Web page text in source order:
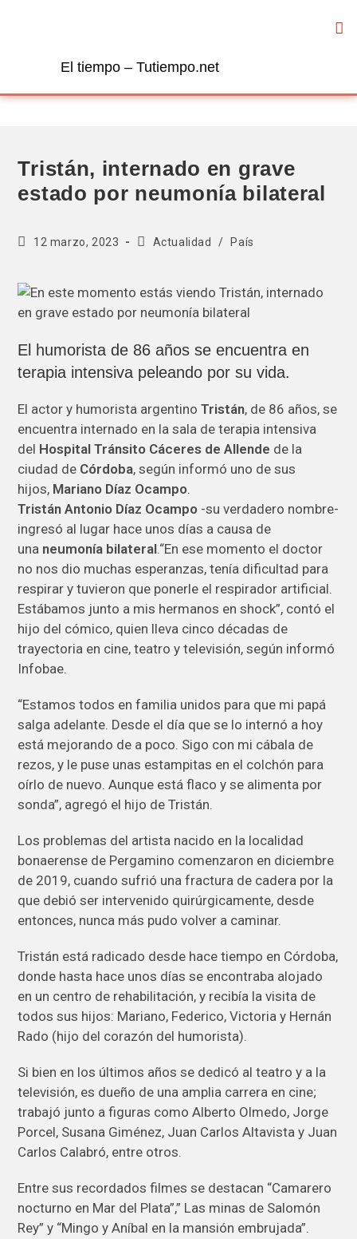
El tiempo – Tutiempo.net
Tristán, internado en grave
estado por neumonía bilateral
12 marzo, 2023 Actualidad / País
El humorista de 86 años se encuentra en
terapia intensiva peleando por su vida.
El actor y humorista argentinoTristán, de 86 años, se
encuentra internado en la sala de terapia intensiva
del Hospital Tránsito Cáceres de Allende de la
ciudad de Córdoba, según informó uno de sus
hijos, Mariano Díaz Ocampo.
Tristán Antonio Díaz Ocampo -su verdadero nombre-
ingresó al lugar hace unos días a causa de
una neumonía bilateral.“En ese momento el doctor
no nos dio muchas esperanzas, tenía dificultad para
respirar y tuvieron que ponerle el respirador artificial.
Estábamos junto a mis hermanos en shock”, contó el
hijo del cómico, quien lleva cinco décadas de
trayectoria en cine, teatro y televisión, según informó
Infobae.
“Estamos todos en familia unidos para que mi papá
salga adelante. Desde el día que se lo internó a hoy
está mejorando de a poco. Sigo con mi cábala de
rezos, y le puse unas estampitas en el colchón para
oírlo de nuevo. Aunque está flaco y se alimenta por
sonda”, agregó el hijo de Tristán.
Los problemas del artista nacido en la localidad
bonaerense de Pergamino comenzaron en diciembre
de 2019, cuando sufrió una fractura de cadera por la
que debió ser intervenido quirúrgicamente, desde
entonces, nunca más pudo volver a caminar.
Tristán está radicado desde hace tiempo en Córdoba,
donde hasta hace unos días se encontraba alojado
en un centro de rehabilitación, y recibía la visita de
todos sus hijos: Mariano, Federico, Victoria y Hernán
Rado (hijo del corazón del humorista).
Si bien en los últimos años se dedicó al teatro y a la
televisión, es dueño de una amplia carrera en cine;
trabajó junto a figuras como Alberto Olmedo, Jorge
Porcel, Susana Giménez, Juan Carlos Altavista y Juan
Carlos Calabró, entre otros.
Entre sus recordados filmes se destacan “Camarero
nocturno en Mar del Plata”,” Las minas de Salomón
Rey” y “Mingo y Aníbal en la mansión embrujada”.